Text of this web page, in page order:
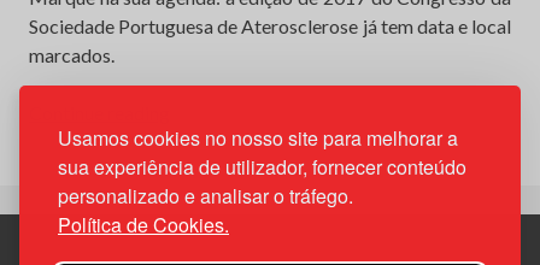
Usamos cookies no nosso site para melhorar a
sua experiência de utilizador, fornecer conteúdo
personalizado e analisar o tráfego.
Política de Cookies.
Sociedade Portuguesa de Aterosclerose já tem data e local
marcados.
Congresso
Português
de
Aterosclerose
com